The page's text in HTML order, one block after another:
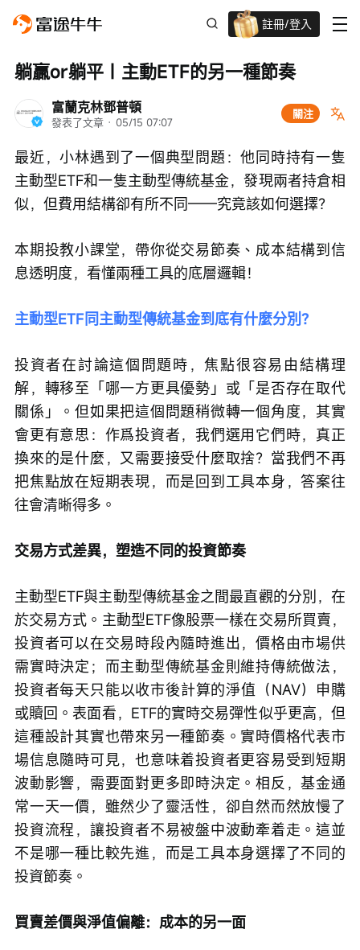
註冊/登入
富蘭克林鄧普頓
發表了文章 · 05/15 07:07
關注
躺贏or躺平｜主動ETF的另一種節奏
最近，小林遇到了一個典型問題：他同時持有一隻
主動型ETF和一隻主動型傳統基金，發現兩者持倉相
似，但費用結構卻有所不同——究竟該如何選擇？
本期投教小課堂，帶你從交易節奏、成本結構到信
息透明度，看懂兩種工具的底層邏輯！
主動型ETF同主動型傳統基金到底有什麼分別？
投資者在討論這個問題時，焦點很容易由結構理
解，轉移至「哪一方更具優勢」或「是否存在取代
關係」。但如果把這個問題稍微轉一個角度，其實
會更有意思：作爲投資者，我們選用它們時，真正
換來的是什麼，又需要接受什麼取捨？當我們不再
把焦點放在短期表現，而是回到工具本身，答案往
往會清晰得多。
交易方式差異，塑造不同的投資節奏
主動型ETF與主動型傳統基金之間最直觀的分別，在
於交易方式。主動型ETF像股票一樣在交易所買賣，
投資者可以在交易時段內隨時進出，價格由市場供
需實時決定；而主動型傳統基金則維持傳統做法，
投資者每天只能以收市後計算的淨值（NAV）申購
或贖回。表面看，ETF的實時交易彈性似乎更高，但
這種設計其實也帶來另一種節奏。實時價格代表市
場信息隨時可見，也意味着投資者更容易受到短期
波動影響，需要面對更多即時決定。相反，基金通
常一天一價，雖然少了靈活性，卻自然而然放慢了
投資流程，讓投資者不易被盤中波動牽着走。這並
不是哪一種比較先進，而是工具本身選擇了不同的
投資節奏。
買賣差價與淨值偏離：成本的另一面